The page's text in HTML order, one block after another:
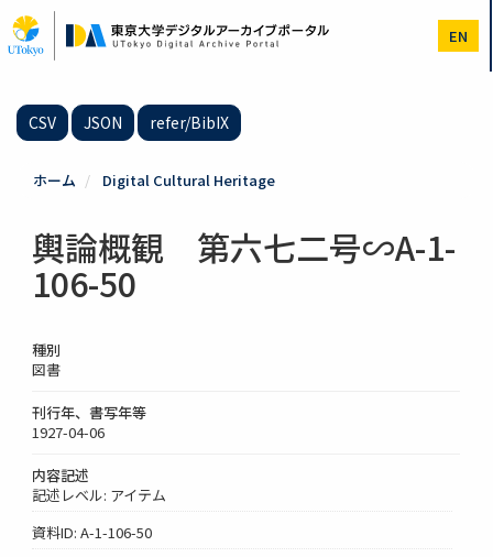
イ
ン
EN
CSV JSON refer/BibIX
ホーム Digital Cultural Heritage
輿論概観 第六七二号∽A-1-
106-50
種別
図書
刊行年、書写年等
1927-04-06
内容記述
記述レベル: アイテム
資料ID: A-1-106-50